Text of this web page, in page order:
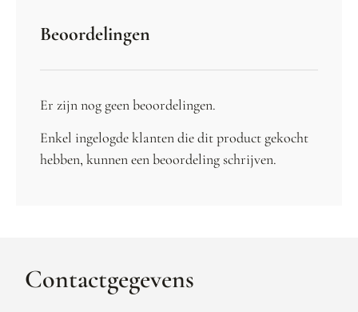
Beoordelingen
Er zijn nog geen beoordelingen.
Enkel ingelogde klanten die dit product gekocht
hebben, kunnen een beoordeling schrijven.
Contactgegevens